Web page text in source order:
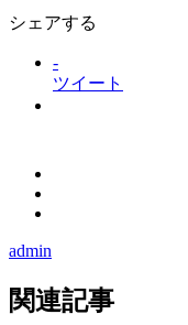
シェアする
-
ツイート
admin
関連記事